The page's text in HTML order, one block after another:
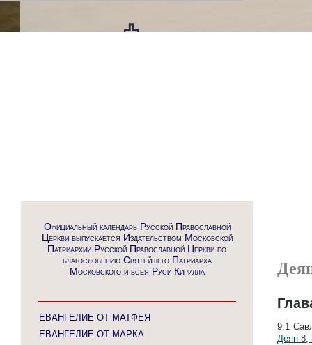
Официальный календарь Русской Православной
Церкви выпускается Издательством Московской
Патриархии Русской Православной Церкви по
благословению Святейшего Патриарха
Московского и всея Руси Кирилла
ЕВАНГЕЛИЕ ОТ МАТФЕЯ
ЕВАНГЕЛИЕ ОТ МАРКА
9.1
Деян 8,